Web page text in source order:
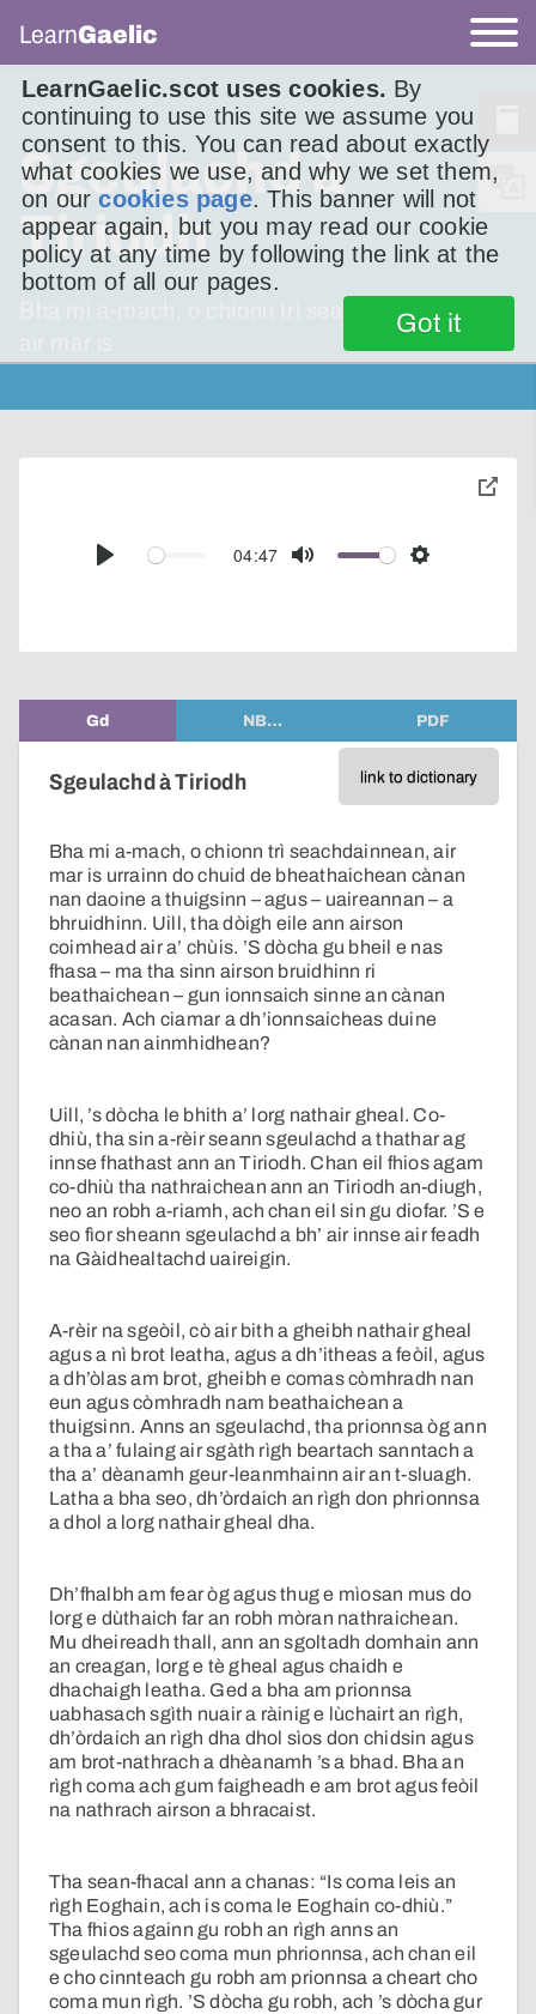
LearnGaelic.scot uses cookies. By
continuing to use this site we assume you
consent to this. You can read about exactly
what cookies we use, and why we set them,
on ourcookies page. This banner will not
appear again, but you may read our cookie
policy at any time by following the link at the
bottom of all our pages.
Got it
LearnGaelic
Sgeulachd à
Tiriodh
Bha mi a-mach, o chionn trì seachdainnean,
Play
04:47
Mute Settings
toggle
Gd NB… PDF
link to dictionary
Sgeulachd à Tiriodh
Bha mi a-mach, o chionn trì seachdainnean, air
mar is urrainn do chuid de bheathaichean cànan
nan daoine a thuigsinn – agus – uaireannan – a
bhruidhinn. Uill, tha dòigh eile ann airson
coimhead air a’ chùis. ’S dòcha gu bheil e nas
fhasa – ma tha sinn airson bruidhinn ri
beathaichean – gun ionnsaich sinne an cànan
acasan. Ach ciamar a dh’ionnsaicheas duine
cànan nan ainmhidhean?
Uill, ’s dòcha le bhith a’ lorg nathair gheal. Co-
dhiù, tha sin a-rèir seann sgeulachd a thathar ag
innse fhathast ann an Tiriodh. Chan eil fhios agam
co-dhiù tha nathraichean ann an Tiriodh an-diugh,
neo an robh a-riamh, ach chan eil sin gu diofar. ’S e
seo fìor sheann sgeulachd a bh’ air innse air feadh
na Gàidhealtachd uaireigin.
A-rèir na sgeòil, cò air bith a gheibh nathair gheal
agus a nì brot leatha, agus a dh’itheas a feòil, agus
a dh’òlas am brot, gheibh e comas còmhradh nan
eun agus còmhradh nam beathaichean a
thuigsinn. Anns an sgeulachd, tha prionnsa òg ann
a tha a’ fulaing air sgàth rìgh beartach sanntach a
tha a’ dèanamh geur-leanmhainn air an t-sluagh.
Latha a bha seo, dh’òrdaich an rìgh don phrionnsa
a dhol a lorg nathair gheal dha.
Dh’fhalbh am fear òg agus thug e mìosan mus do
lorg e dùthaich far an robh mòran nathraichean.
Mu dheireadh thall, ann an sgoltadh domhain ann
an creagan, lorg e tè gheal agus chaidh e
dhachaigh leatha. Ged a bha am prionnsa
uabhasach sgìth nuair a ràinig e lùchairt an rìgh,
dh’òrdaich an rìgh dha dhol sìos don chidsin agus
am brot-nathrach a dhèanamh ’s a bhad. Bha an
rìgh coma ach gum faigheadh e am brot agus feòil
na nathrach airson a bhracaist.
Tha sean-fhacal ann a chanas: “Is coma leis an
rìgh Eoghain, ach is coma le Eoghain co-dhiù.”
Tha fhios againn gu robh an rìgh anns an
sgeulachd seo coma mun phrionnsa, ach chan eil
e cho cinnteach gu robh am prionnsa a cheart cho
coma mun rìgh. ’S dòcha gu robh, ach ’s dòcha gur